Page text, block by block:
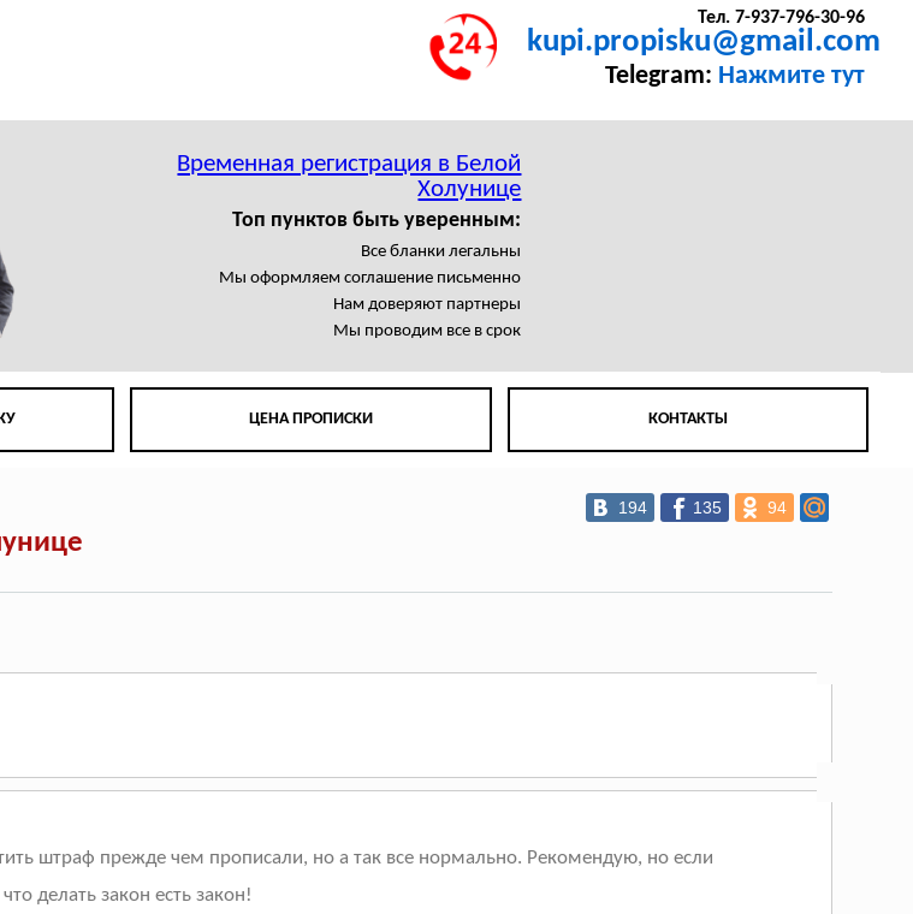
Тел. 7-937-796-30-96
kupi.propisku@gmail.com
Telegram: Нажмите тут
Временная регистрация в Белой
Холунице
Топ пунктов быть уверенным:
Все бланки легальны
Мы оформляем соглашение письменно
Нам доверяют партнеры
Мы проводим все в срок
ЦЕНА ПРОПИСКИ КОНТАКТЫ
194 135 94
штраф прежде чем прописали, но а так все нормально. Рекомендую, но если
делать закон есть закон!